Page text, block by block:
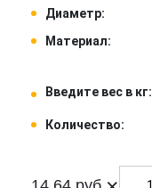
Диаметр:
Материал:
Введите вес в кг:
Количество: